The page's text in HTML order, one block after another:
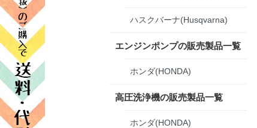
ハスクバーナ(Husqvarna)
エンジンポンプの販売製品一覧
ホンダ(HONDA)
高圧洗浄機の販売製品一覧
ホンダ(HONDA)